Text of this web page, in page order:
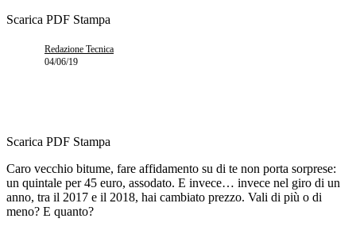
Scarica PDF Stampa
Redazione Tecnica
04/06/19
Scarica PDF Stampa
Caro vecchio bitume, fare affidamento su di te non porta sorprese:
un quintale per 45 euro, assodato. E invece… invece nel giro di un
anno, tra il 2017 e il 2018, hai cambiato prezzo. Vali di più o di
meno? E quanto?